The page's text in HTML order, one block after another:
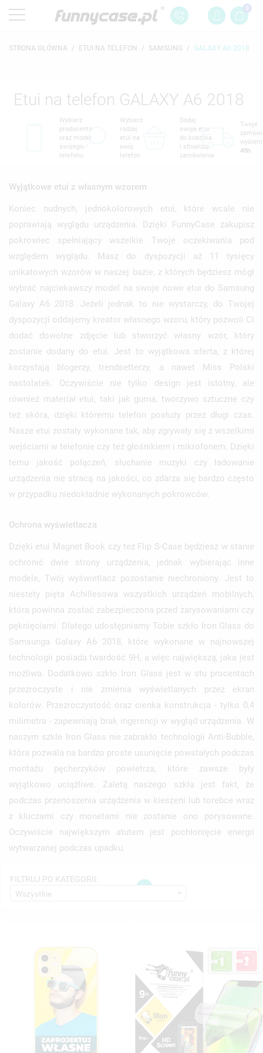
0
STRONA GŁÓWNA ETUI NA TELEFON SAMSUNG GALAXY A6 2018
Etui na telefon GALAXY A6 2018
Wybierz
producenta
oraz model
swojego
telefonu
Wybierz
rodzaj
etui na
swój
telefon
Dodaj
swoje etui
do koszyka
i sfinalizuj
zamówienie
Twoje
48h
Wyjątkowe etui z własnym wzorem
Koniec nudnych, jednokolorowych etui, które wcale nie
poprawiają wyglądu urządzenia. Dzięki FunnyCase zakupisz
pokrowiec spełniający wszelkie Twoje oczekiwania pod
względem wyglądu. Masz do dyspozycji aż 11 tysięcy
unikatowych wzorów w naszej bazie, z których będziesz mógł
wybrać najciekawszy model na swoje nowe etui do Samsung
Galaxy A6 2018. Jeżeli jednak to nie wystarczy, do Twojej
dyspozycji oddajemy kreator własnego wzoru, który pozwoli Ci
dodać dowolne zdjęcie lub stworzyć własny wzór, który
zostanie dodany do etui. Jest to wyjątkowa oferta, z której
korzystają blogerzy, trendsetterzy, a nawet Miss Polski
nastolatek. Oczywiście nie tylko design jest istotny, ale
również materiał etui, taki jak guma, tworzywo sztuczne czy
też skóra, dzięki któremu telefon posłuży przez długi czas.
Nasze etui zostały wykonane tak, aby zgrywały się z wszelkimi
wejściami w telefonie czy też głośnikiem i mikrofonem. Dzięki
temu jakość połączeń, słuchanie muzyki czy ładowanie
urządzenia nie stracą na jakości, co zdarza się bardzo często
w przypadku niedokładnie wykonanych pokrowców.
Ochrona wyświetlacza
Dzięki etui Magnet Book czy też Flip S-Case będziesz w stanie
ochronić dwie strony urządzenia, jednak wybierając inne
modele, Twój wyświetlacz pozostanie niechroniony. Jest to
niestety pięta Achillesowa wszystkich urządzeń mobilnych,
która powinna zostać zabezpieczona przed zarysowaniami czy
pęknięciami. Dlatego udostępniamy Tobie szkło Iron Glass do
Samsunga Galaxy A6 2018, które wykonane w najnowszej
technologii posiada twardość 9H, a więc największą, jaka jest
możliwa. Dodatkowo szkło Iron Glass jest w stu procentach
przezroczyste i nie zmienia wyświetlanych przez ekran
kolorów. Przezroczystość oraz cienka konstrukcja - tylko 0,4
milimetra - zapewniają brak ingerencji w wygląd urządzenia. W
naszym szkle Iron Glass nie zabrakło technologii Anti-Bubble,
która pozwala na bardzo proste usunięcie powstałych podczas
montażu pęcherzyków powietrza, które zawsze były
wyjątkowo uciążliwe. Zaletą naszego szkła jest fakt, że
podczas przenoszenia urządzenia w kieszeni lub torebce wraz
z kluczami czy monetami nie zostanie ono porysowane.
Oczywiście największym atutem jest pochłonięcie energii
wytwarzanej podczas upadku.
FILTRUJ PO KATEGORII:
Wszystkie
1